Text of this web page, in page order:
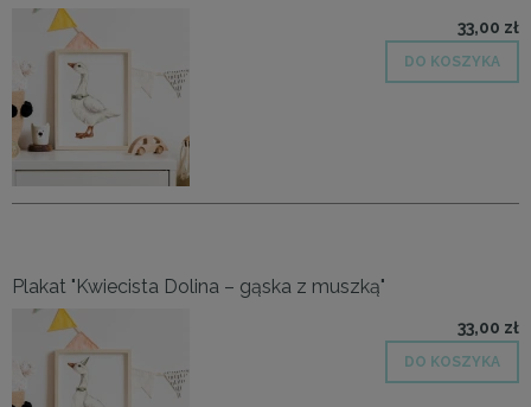
33,00 zł
DO KOSZYKA
Plakat "Kwiecista Dolina – gąska z muszką"
33,00 zł
DO KOSZYKA